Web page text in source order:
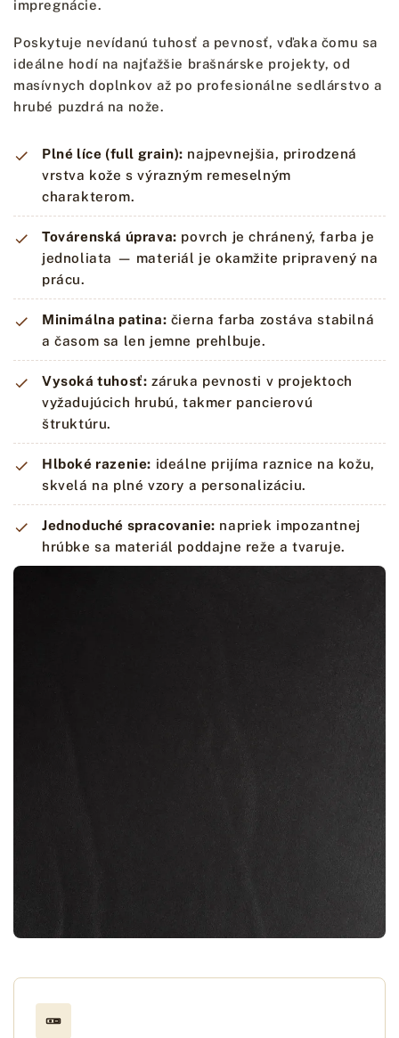
impregnácie.
Poskytuje nevídanú tuhosť a pevnosť, vďaka čomu sa
ideálne hodí na najťažšie brašnárske projekty, od
masívnych doplnkov až po profesionálne sedlárstvo a
hrubé puzdrá na nože.
Plné líce (full grain): najpevnejšia, prirodzená
vrstva kože s výrazným remeselným
charakterom.
Továrenská úprava: povrch je chránený, farba je
jednoliata — materiál je okamžite pripravený na
prácu.
Minimálna patina: čierna farba zostáva stabilná
a časom sa len jemne prehlbuje.
Vysoká tuhosť: záruka pevnosti v projektoch
vyžadujúcich hrubú, takmer pancierovú
štruktúru.
Hlboké razenie: ideálne prijíma raznice na kožu,
skvelá na plné vzory a personalizáciu.
Jednoduché spracovanie: napriek impozantnej
hrúbke sa materiál poddajne reže a tvaruje.